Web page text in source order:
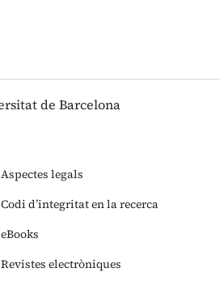
Aspectes legals
Codi d’integritat en la recerca
eBooks
Revistes electròniques